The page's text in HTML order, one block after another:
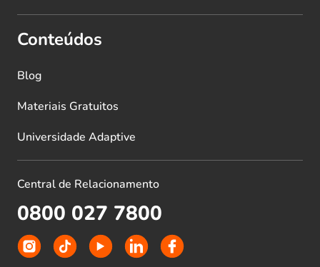
Conteúdos
Blog
Materiais Gratuitos
Universidade Adaptive
Central de Relacionamento
0800 027 7800